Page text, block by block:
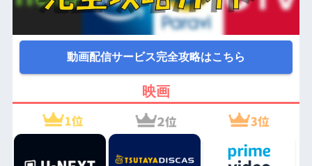
動画配信サービス完全攻略はこちら
映画